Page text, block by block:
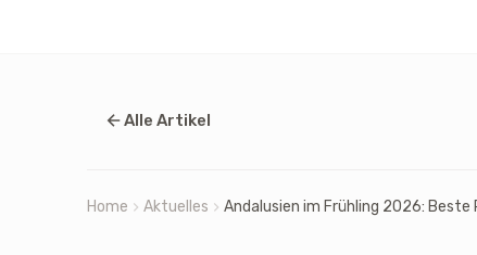
Alle Artikel
Home Aktuelles